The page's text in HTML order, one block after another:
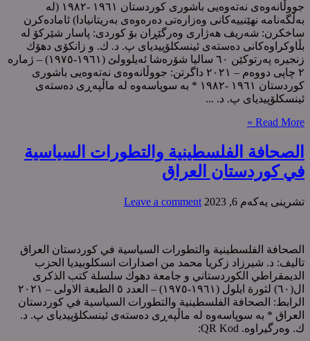
جووڵانەوەی نەتەوەیی باشوری كوردستان ١٩٦١ -١٩٨٢ (لە
بەڵگەنامە نهێنییەکانی وەزارەتی دەرەوەی بەریتانیادا) ئامادەکرن
ساخکرن: شەریف هەژاری وەرگێڕان بۆ کوردی: پاسار شێرکۆ لە
بڵاوکراوەکانی دەستەی ئینسکلۆپیدیای پ. د. ك. و زانکۆی دهۆك
زنجیرە پەرتوکێن ٦٠ سالیا شۆرەشا ئەیلوولێ (١٩٦١-١٩٧٥) – ژمارە
٢ چاپی دووەم – ٢٠٢١ داگرتن: جووڵانەوەی نەتەوەیی باشوری
كوردستان ١٩٦١ -١٩٨٢ * بە سوپاسەوە لە ماڵپەڕی دەستەی
ئینسکلۆپیدیای پ. د. ...
Read More »
الصحافة الفلسطينية والتطورات السياسية
في كوردستان العراق
تشرینی یه‌كه‌م 6, 2023 Leave a comment
الصحافة الفلسطينية والتطورات السياسية في كوردستان العراق
تالیف: د. شيرزاد زكريا محمد من اصدارات انسکلوبیدیا الحزب
الدیمقراطي الکوردستاني و جامعة دهوك سلسلة کتب الذکری
ال(٦٠) لثورة ایلول (١٩٦١-١٩٧٥) – العدد ٥ الطبعة الاولی – ٢٠٢١
الرابط: الصحافة الفلسطينية والتطورات السياسية في كوردستان
العراق * بە سوپاسەوە لە ماڵپەڕی دەستەی ئینسکلۆپیدیای پ. د.
ك. وەرگیراوە. QR Kod: